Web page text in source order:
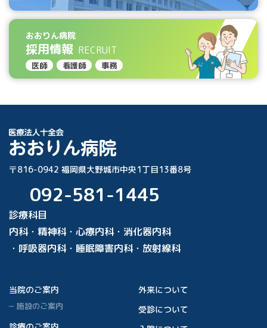
おおりん病院
採用情報 RECRUIT
医師 看護師 事務
〒816-0942 福岡県大野城市中央1丁目13番8号
092-581-1445
診療科目
内科・精神科・心療内科・消化器内科
・呼吸器内科・睡眠障害内科・放射線科
当院のご案内
施設のご案内
外来について
受診について